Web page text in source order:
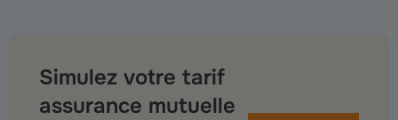
Simulez votre tarif
assurance mutuelle